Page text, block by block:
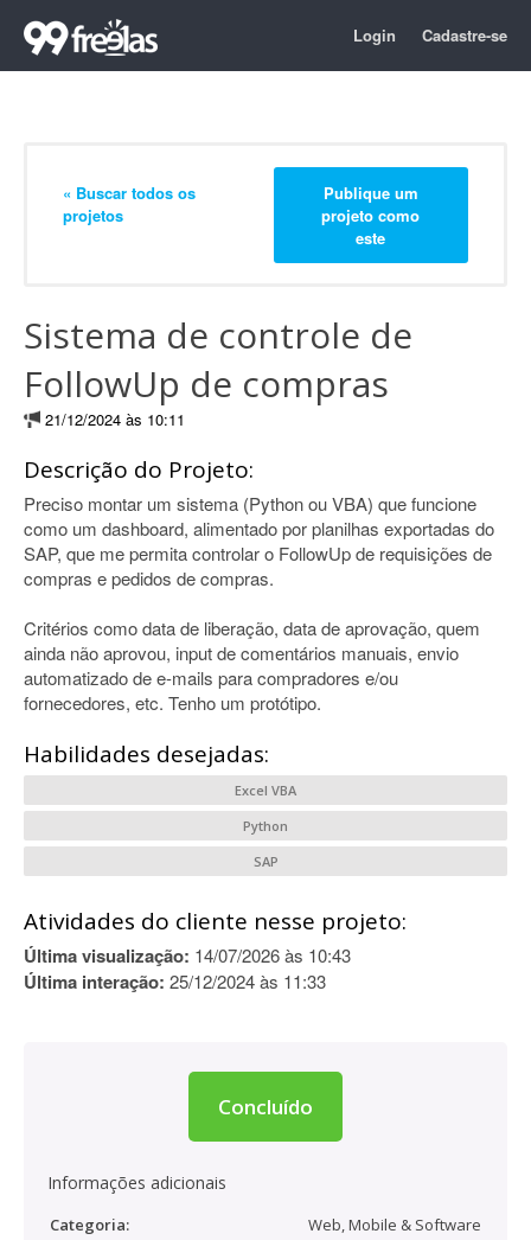
Login Cadastre-se
« Buscar todos os
projetos
Publique um
projeto como
este
Sistema de controle de
FollowUp de compras
21/12/2024 às 10:11
Descrição do Projeto:
Preciso montar um sistema (Python ou VBA) que funcione
como um dashboard, alimentado por planilhas exportadas do
SAP, que me permita controlar o FollowUp de requisições de
compras e pedidos de compras.
Critérios como data de liberação, data de aprovação, quem
ainda não aprovou, input de comentários manuais, envio
automatizado de e-mails para compradores e/ou
fornecedores, etc. Tenho um protótipo.
Habilidades desejadas:
Excel VBA
Python
SAP
Atividades do cliente nesse projeto:
Última visualização: 14/07/2026 às 10:43
Última interação: 25/12/2024 às 11:33
Concluído
Informações adicionais
Categoria:
Web, Mobile & Software